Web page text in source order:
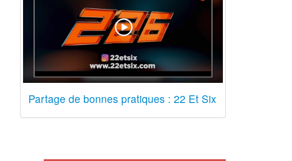
Partage de bonnes pratiques : 22 Et Six